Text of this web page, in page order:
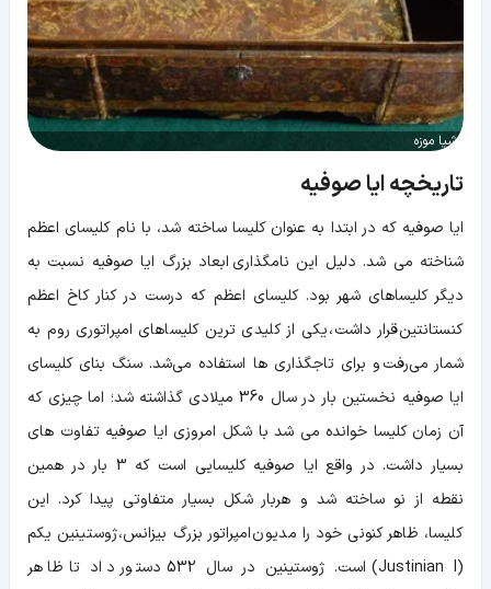
اشیا موزه
تاریخچه ایا صوفیه
ایا صوفیه که در ابتدا به عنوان کلیسا ساخته شد، با نام کلیسای اعظم
شناخته می شد. دلیل این نامگذاری ابعاد بزرگ ایا صوفیه نسبت به
دیگر کلیساهای شهر بود. کلیسای اعظم که درست در کنار کاخ اعظم
کنستانتین قرار داشت، یکی از کلیدی ترین کلیساهای امپراتوری روم به
شمار می‌رفت و برای تاجگذاری ها استفاده می‌شد. سنگ بنای کلیسای
ایا صوفیه نخستین بار در سال 360 میلادی گذاشته شد؛ اما چیزی که
آن زمان کلیسا خوانده می شد با شکل امروزی ایا صوفیه تفاوت های
بسیار داشت. در واقع ایا صوفیه کلیسایی است که 3 بار در همین
نقطه از نو ساخته شد و هربار شکل بسیار متفاوتی پیدا کرد. این
کلیسا، ظاهر کنونی خود را مدیون امپراتور بزرگ بیزانس، ژوستینین یکم
(Justinian I)
است. ژوستینین در سال 532 دستور داد تا ظاهر